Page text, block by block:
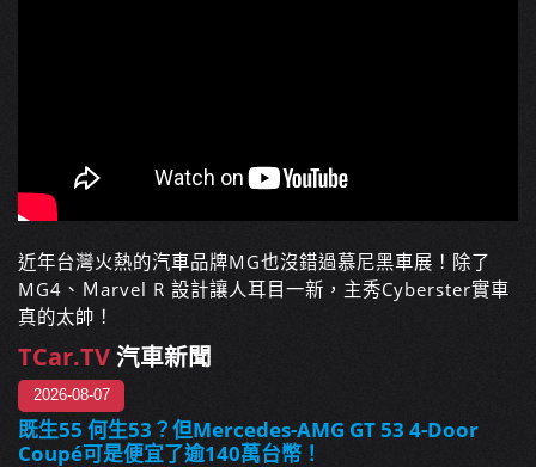
近年台灣火熱的汽車品牌MG也沒錯過慕尼黑車展！除了
MG4、Ｍarvel R 設計讓人耳目一新，主秀Cyberster實車
真的太帥！
TCar.TV汽車新聞
2026-08-07
既生55 何生53？但Mercedes-AMG GT 53 4-Door
Coupé可是便宜了逾140萬台幣！